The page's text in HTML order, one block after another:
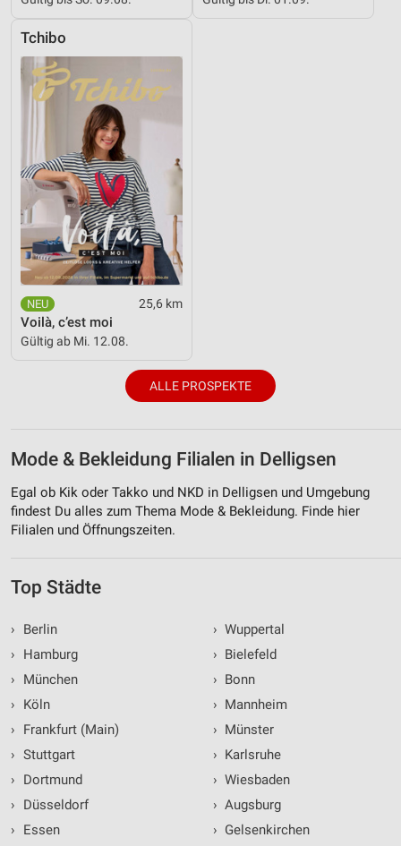
Tchibo
25,6 km
Voilà, c’est moi
Gültig ab Mi. 12.08.
ALLE PROSPEKTE
Mode & Bekleidung Filialen in Delligsen
Egal ob Kik oder Takko und NKD in Delligsen und Umgebung
findest Du alles zum Thema Mode & Bekleidung. Finde hier
Filialen und Öffnungszeiten.
Top Städte
›
Berlin
›
Hamburg
›
München
›
Köln
›
Frankfurt (Main)
› Stuttgart
›
Dortmund
›
Düsseldorf
›
Essen
› Wuppertal
› Bielefeld
› Bonn
› Mannheim
› Münster
› Karlsruhe
› Wiesbaden
› Augsburg
› Gelsenkirchen